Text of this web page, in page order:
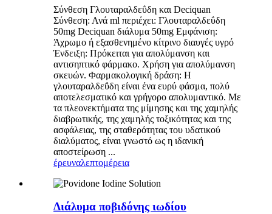
Σύνθεση Γλουταραλδεΰδη και Deciquan
Σύνθεση: Ανά ml περιέχει: Γλουταραλδεΰδη
50mg Deciquan διάλυμα 50mg Εμφάνιση:
Άχρωμο ή εξασθενημένο κίτρινο διαυγές υγρό
Ένδειξη: Πρόκειται για απολύμανση και
αντισηπτικό φάρμακο. Χρήση για απολύμανση
σκευών. Φαρμακολογική δράση: Η
γλουταραλδεΰδη είναι ένα ευρύ φάσμα, πολύ
αποτελεσματικό και γρήγορο απολυμαντικό. Με
τα πλεονεκτήματα της μίμησης και της χαμηλής
διαβρωτικής, της χαμηλής τοξικότητας και της
ασφάλειας, της σταθερότητας του υδατικού
διαλύματος, είναι γνωστό ως η ιδανική
αποστείρωση ...
έρευναλεπτομέρεια
Διάλυμα ποβιδόνης ιωδίου